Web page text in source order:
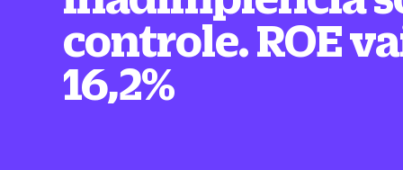
controle. ROE
16,2%